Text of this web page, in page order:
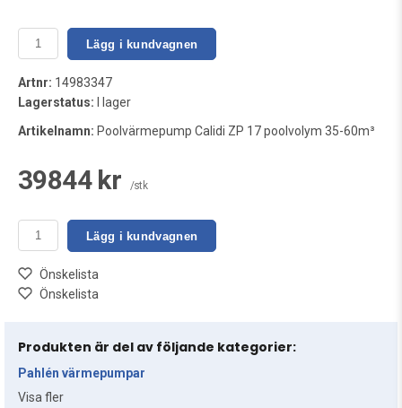
Lägg i kundvagnen
Artnr: 14983347
Lagerstatus: I lager
Artikelnamn: Poolvärmepump Calidi ZP 17 poolvolym 35-60m³
39844 kr /stk
Lägg i kundvagnen
Önskelista
Önskelista
Produkten är del av följande kategorier:
Pahlén värmepumpar
Visa fler